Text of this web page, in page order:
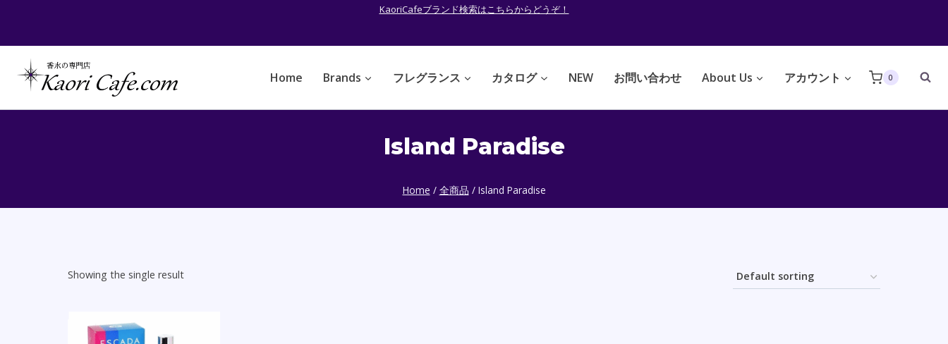
content
KaoriCafeブランド検索はこちらからどうぞ！
Home Brands フレグランス カタログ NEW お問い合わせ About Us アカウント 0
Island Paradise
Home / 全商品 / Island Paradise
Showing the single result